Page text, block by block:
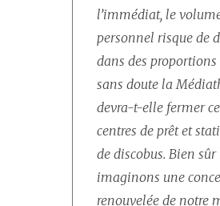
l’immédiat, le
personnel risque de
dans des
sans doute la
devra-t-elle fermer
centres de prêt et
de discobus. Bien sûr
imaginons une
renouvelée de notre